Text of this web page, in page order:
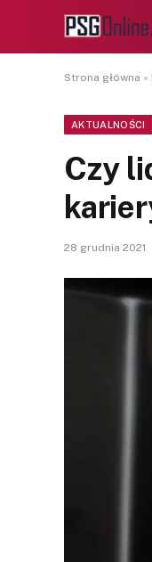
Strona główna »
AKTUALNOŚCI
Czy
28 grudnia 2021